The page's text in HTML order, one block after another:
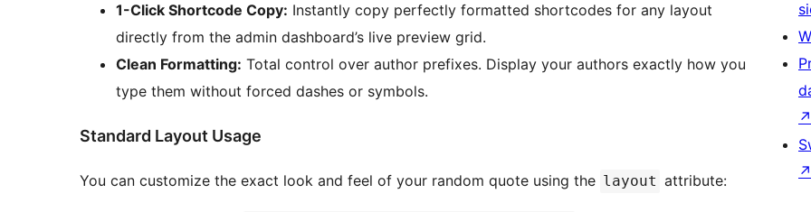
1-Click Shortcode Copy: Instantly copy perfectly formatted shortcodes for any layout
directly from the admin dashboard’s live preview grid.
Clean Formatting: Total control over author prefixes. Display your authors exactly how you
type them without forced dashes or symbols.
Standard Layout Usage
You can customize the exact look and feel of your random quote using the layout attribute:
↗
↗